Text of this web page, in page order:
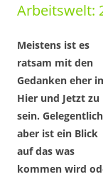
Arbeitswelt:
Meistens ist es
ratsam mit den
Gedanken eher
Hier und Jetzt zu
sein. Gelegentlich
aber ist ein Blick
auf das was
kommen wird